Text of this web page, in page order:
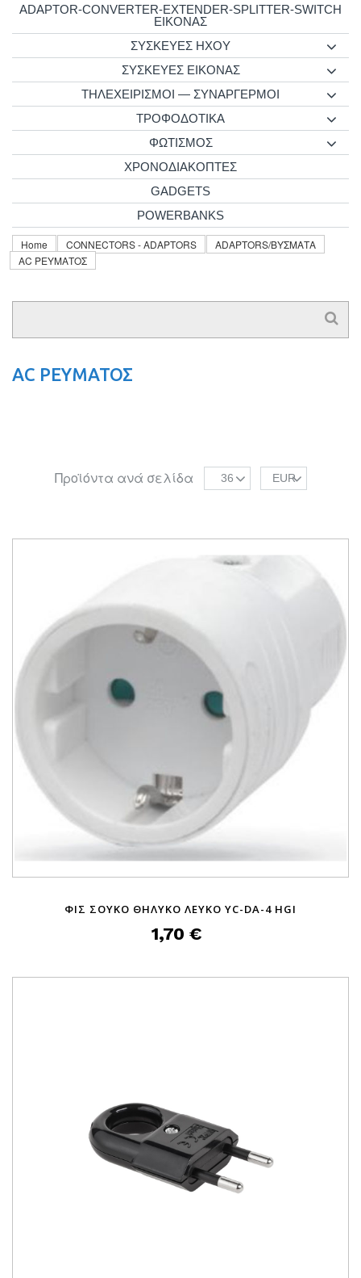
ADAPTOR-CONVERTER-EXTENDER-SPLITTER-SWITCH
ΕΙΚΟΝΑΣ
ΣΥΣΚΕΥΕΣ ΗΧΟΥ
ΣΥΣΚΕΥΕΣ ΕΙΚΟΝΑΣ
ΤΗΛΕΧΕΙΡΙΣΜΟΙ — ΣΥΝΑΡΓΕΡΜΟΙ
ΤΡΟΦΟΔΟΤΙΚΑ
ΦΩΤΙΣΜΟΣ
ΧΡΟΝΟΔΙΑΚΟΠΤΕΣ
GADGETS
POWERBANKS
Home CONNECTORS - ADAPTORS
ADAPTORS/ΒΥΣΜΑΤΑ
AC ΡΕΥΜΑΤΟΣ
AC ΡΕΥΜΑΤΟΣ
Προϊόντα ανά σελίδα 36 EUR
ΦΙΣ ΣΟΥΚΟ ΘΗΛΥΚΟ ΛΕΥΚΟ YC-DA-4 HGI
1,70 €